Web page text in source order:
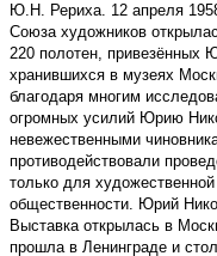
Ю.Н. Рериха. 12 апреля
Союза художников
220 полотен, привезённых
хранившихся в музеях
благодаря многим
огромных усилий Юрию
невежественными
противодействовали
только для
общественности. Юрий
Выставка открылась в
прошла в Ленинграде и